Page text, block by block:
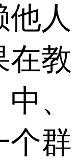
人
在教
、
个群